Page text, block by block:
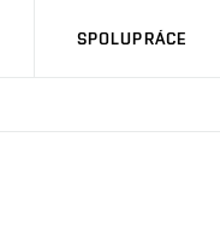
SPOLUPRÁCE